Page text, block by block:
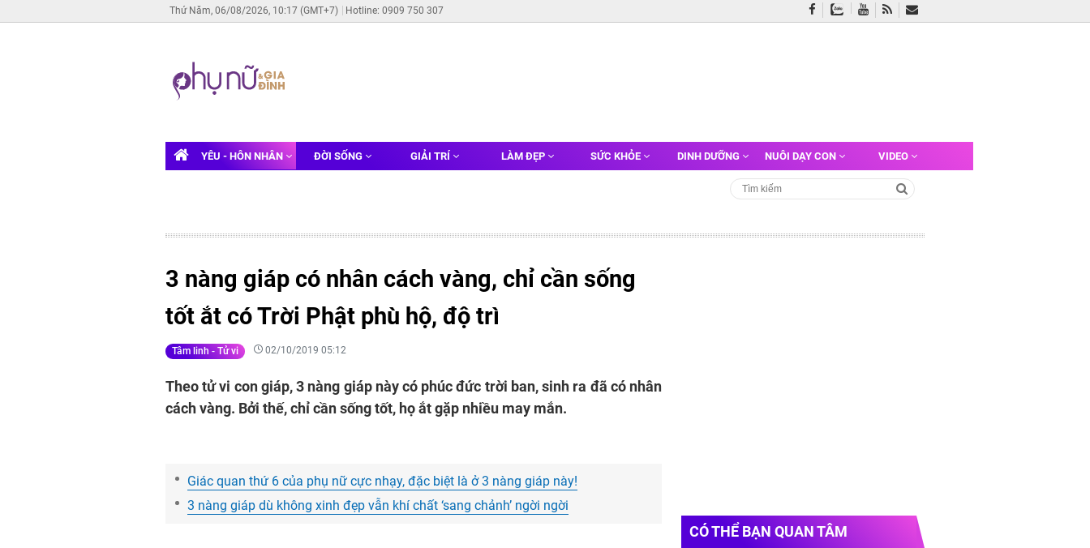
Thứ Năm, 06/08/2026, 10:17 (GMT+7) Hotline: 0909 750 307
YÊU - HÔN NHÂN ĐỜI SỐNG GIẢI TRÍ LÀM ĐẸP SỨC KHỎE DINH DƯỠNG NUÔI DẠY CON VIDEO
3 nàng giáp có nhân cách vàng, chỉ cần sống
tốt ắt có Trời Phật phù hộ, độ trì
Tâm linh - Tử vi 02/10/2019 05:12
Theo tử vi con giáp, 3 nàng giáp này có phúc đức trời ban, sinh ra đã có nhân
cách vàng. Bởi thế, chỉ cần sống tốt, họ ắt gặp nhiều may mắn.
Giác quan thứ 6 của phụ nữ cực nhạy, đặc biệt là ở 3 nàng giáp này!
3 nàng giáp dù không xinh đẹp vẫn khí chất ‘sang chảnh’ ngời ngời
CÓ THỂ BẠN QUAN TÂM